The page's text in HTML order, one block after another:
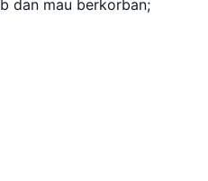
dan mau berkorban;